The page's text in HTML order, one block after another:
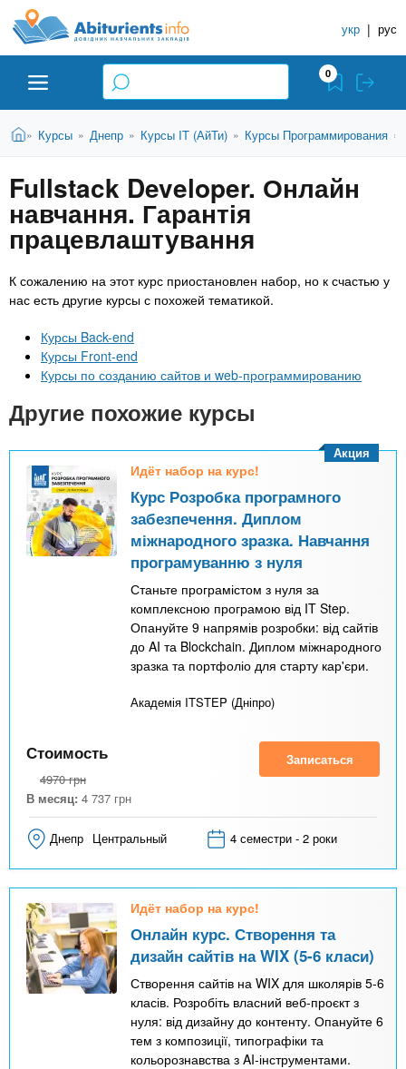
A
b
i
t
u
r
i
e
n
t
s
o
п
р
в
о
н
и
к
ч
х
з
укр | рус
Абитуриенту
Вузы
Колледжи
Курсы
Частные школы
MBA
Онлайн курсы
За рубежом
0
В
д
е
с
ь
Главная
» Курсы » Днепр » Курсы IT (АйТи) » Курсы Программирования »
Fullstack Developer. Онлайн
навчання. Гарантія
працевлаштування
К сожалению на этот курс приостановлен набор, но к счастью у
нас есть другие курсы с похожей тематикой.
Курсы Back-end
Курсы Front-end
Курсы по созданию сайтов и web-программированию
Другие похожие курсы
Идёт набор на курс!
Курс Розробка програмного
забезпечення. Диплом
міжнародного зразка. Навчання
програмуванню з нуля
Станьте програмістом з нуля за
комплексною програмою від IT Step.
Опануйте 9 напрямів розробки: від сайтів
до AI та Blockchain. Диплом міжнародного
зразка та портфоліо для старту кар'єри.
Академія ITSTEP (Дніпро)
Акция
Стоимость
4970 грн
В месяц: 4 737 грн
Записаться
Днепр Центральный 4 семестри - 2 роки
Идёт набор на курс!
Онлайн курс. Створення та
дизайн сайтів на WIX (5-6 класи)
Створення сайтів на WIX для школярів 5-6
класів. Розробіть власний веб-проєкт з
нуля: від дизайну до контенту. Опануйте 6
тем з композиції, типографіки та
кольорознавства з AI-інструментами.